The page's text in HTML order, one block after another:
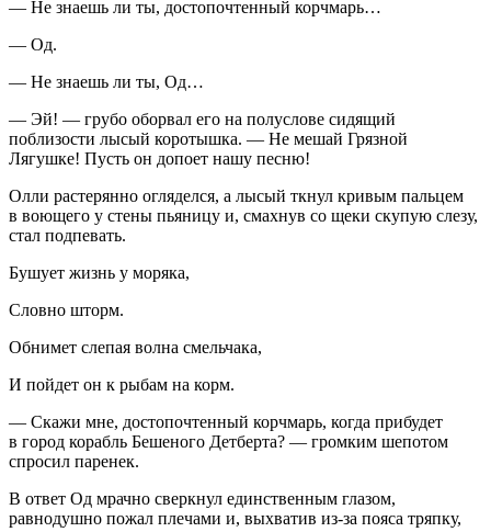
— Не знаешь ли ты, достопочтенный корчмарь…
— Од.
— Не знаешь ли ты, Од…
— Эй! — грубо оборвал его на полуслове сидящий
поблизости лысый коротышка. — Не мешай Грязной
Лягушке! Пусть он допоет нашу песню!
Олли растерянно огляделся, а лысый ткнул кривым пальцем
в воющего у стены пьяницу и, смахнув со щеки скупую слезу,
стал подпевать.
Бушует жизнь у моряка,
Словно шторм.
Обнимет слепая волна смельчака,
И пойдет он к рыбам на корм.
— Скажи мне, достопочтенный корчмарь, когда прибудет
в город корабль Бешеного Детберта? — громким шепотом
спросил паренек.
В ответ Од мрачно сверкнул единственным глазом,
равнодушно пожал плечами и, выхватив из-за пояса тряпку,